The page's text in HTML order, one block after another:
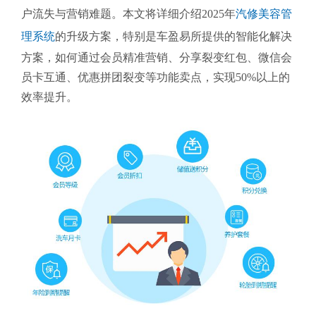
户流失与营销难题。本文将详细介绍2025年汽修美容管
理系统的升级方案，特别是车盈易所提供的智能化解决
方案，如何通过会员精准营销、分享裂变红包、微信会
员卡互通、优惠拼团裂变等功能卖点，实现50%以上的
效率提升。